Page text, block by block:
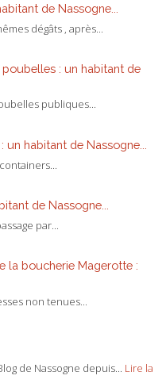
de Nassogne...
dégâts , après...
poubelles : un habitant de
publiques...
un habitant de Nassogne...
de Nassogne...
par...
la boucherie Magerotte :
non tenues...
de Nassogne depuis... Lire la